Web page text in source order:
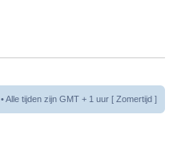
• Alle tijden zijn GMT + 1 uur [ Zomertijd ]